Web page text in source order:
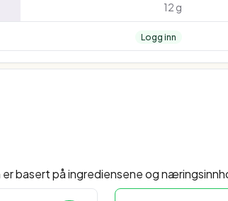
12 g
Logg inn
basert på ingrediensene og